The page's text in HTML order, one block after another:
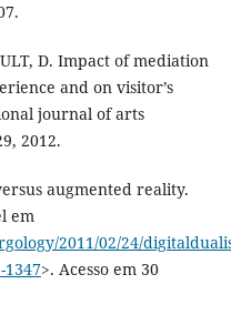
D. Impact of mediation
and on visitor’s
journal of arts
2012.
augmented reality.
em
2011/02/24/
>. Acesso em 30